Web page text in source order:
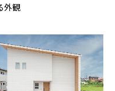
外観